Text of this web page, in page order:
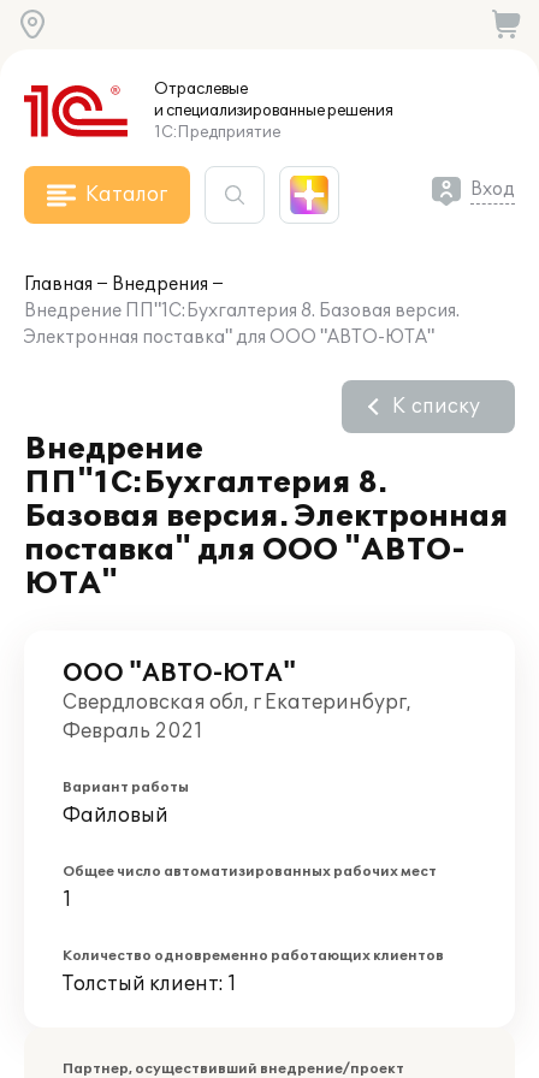
Отраслевые
и специализированныерешения
1С:Предприятие
Каталог Вход
Главная
Внедрения
Внедрение ПП"1С:Бухгалтерия 8. Базовая версия.
Электронная поставка" для ООО "АВТО-ЮТА"
Внедрение
ПП"1С:Бухгалтерия 8.
Базовая версия. Электронная
поставка" для ООО "АВТО-
ЮТА"
К списку
ООО "АВТО-ЮТА"
Свердловская обл, г Екатеринбург,
Февраль 2021
Вариант работы
Файловый
Общее число автоматизированных рабочих мест
1
Количество одновременно работающих клиентов
Толстый клиент: 1
Партнер, осуществивший внедрение/проект